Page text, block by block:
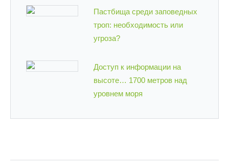
Пастбища среди заповедных
троп: необходимость или
угроза?
Доступ к информации на
высоте… 1700 метров над
уровнем моря